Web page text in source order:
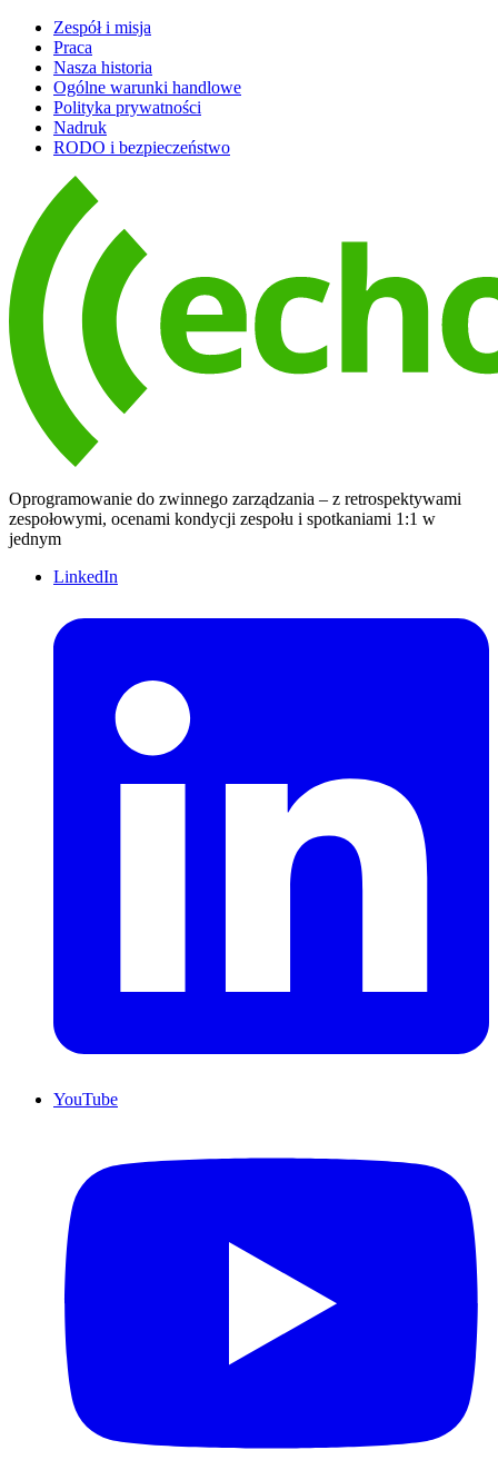
Zespół i misja
Praca
Nasza historia
Ogólne warunki handlowe
Polityka prywatności
Nadruk
RODO i bezpieczeństwo
Oprogramowanie do zwinnego zarządzania – z retrospektywami
zespołowymi, ocenami kondycji zespołu i spotkaniami 1:1 w
jednym
LinkedIn
YouTube